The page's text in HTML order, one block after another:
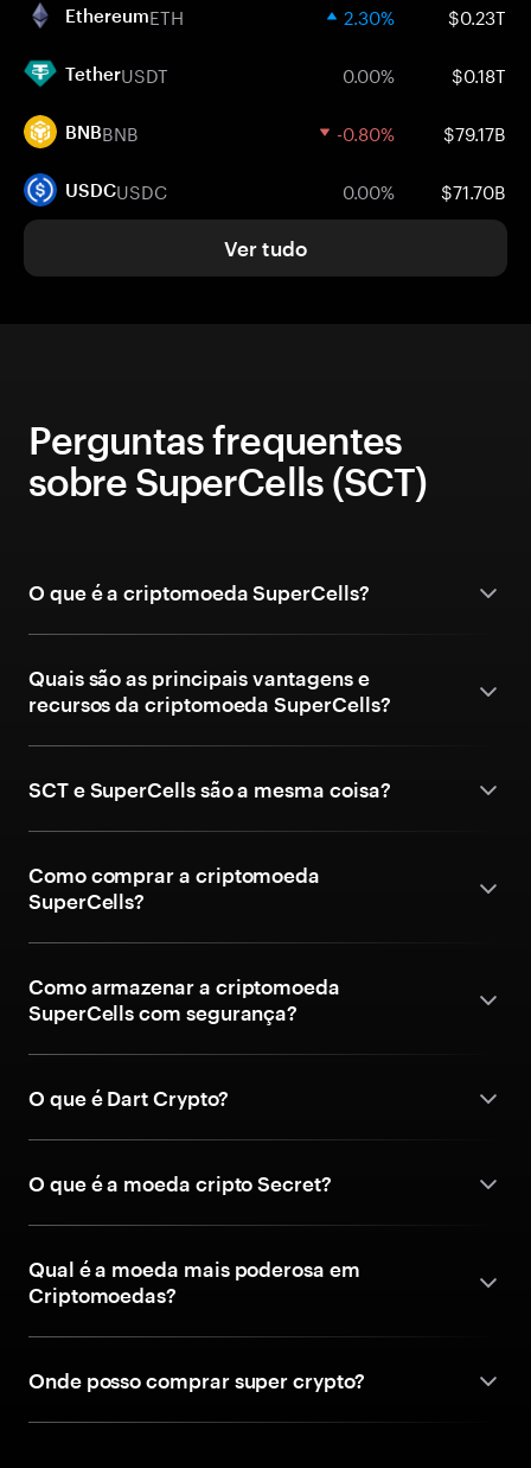
EthereumETH 2.30% $0.23T
TetherUSDT 0.00% $0.18T
BNBBNB -0.80% $79.17B
USDCUSDC 0.00% $71.70B
Ver tudo
Perguntas frequentes
sobre SuperCells (SCT)
O que é a criptomoeda SuperCells?
Quais são as principais vantagens e
recursos da criptomoeda SuperCells?
SCT e SuperCells são a mesma coisa?
Como comprar a criptomoeda
SuperCells?
Como armazenar a criptomoeda
SuperCells com segurança?
O que é Dart Crypto?
O que é a moeda cripto Secret?
Qual é a moeda mais poderosa em
Criptomoedas?
Onde posso comprar super crypto?